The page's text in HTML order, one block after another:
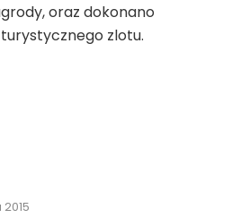
oraz dokonano
zlotu.